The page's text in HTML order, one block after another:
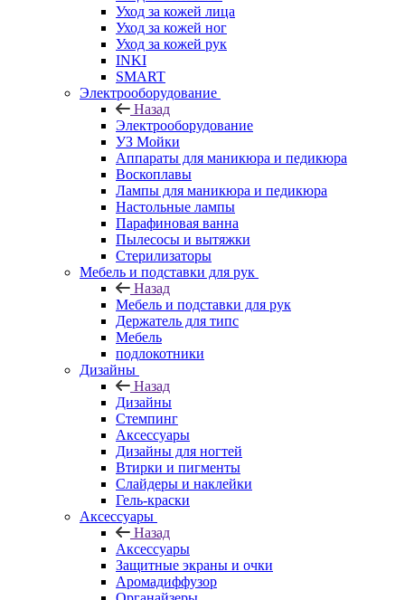
Уход за кожей лица
Уход за кожей ног
Уход за кожей рук
INKI
SMART
Электрооборудование
Назад
Электрооборудование
УЗ Мойки
Аппараты для маникюра и педикюра
Воскоплавы
Лампы для маникюра и педикюра
Настольные лампы
Парафиновая ванна
Пылесосы и вытяжки
Стерилизаторы
Мебель и подставки для рук
Назад
Мебель и подставки для рук
Держатель для типс
Мебель
подлокотники
Дизайны
Назад
Дизайны
Стемпинг
Аксессуары
Дизайны для ногтей
Втирки и пигменты
Слайдеры и наклейки
Гель-краски
Аксессуары
Назад
Аксессуары
Защитные экраны и очки
Аромадиффузор